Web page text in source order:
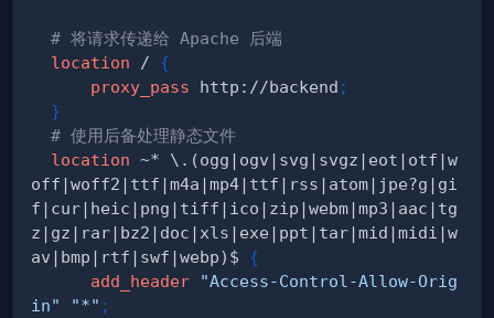
# 将请求传递给 Apache 后端
location /
{
proxy_pass http://backend ;
}
# 使用后备处理静态文件
location ~* \.(ogg|ogv|svg|svgz|eot|otf|w
off|woff2|ttf|m4a|mp4|ttf|rss|atom|jpe?g|gi
f|cur|heic|png|tiff|ico|zip|webm|mp3|aac|tg
z|gz|rar|bz2|doc|xls|exe|ppt|tar|mid|midi|w
av|bmp|rtf|swf|webp)$
{
add_header
"Access-Control-Allow-Orig
in"
"*" ;